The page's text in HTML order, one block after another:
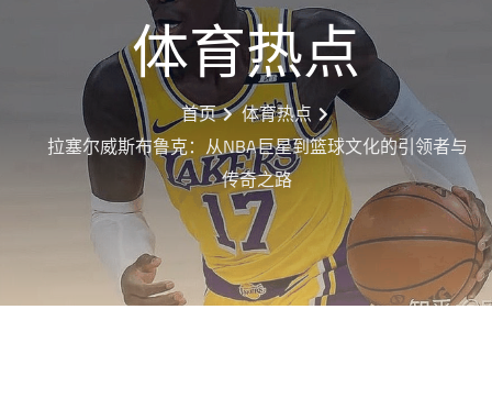
体育热点
首页
体育热点
拉塞尔威斯布鲁克：从NBA巨星到篮球文化的引领者与
传奇之路